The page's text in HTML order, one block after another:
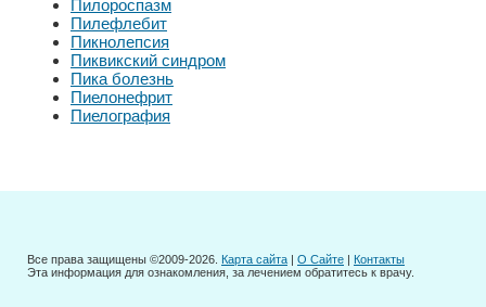
Пилороспазм
Пилефлебит
Пикнолепсия
Пиквикский синдром
Пика болезнь
Пиелонефрит
Пиелография
Все права защищены ©2009-2026. Карта сайта | О Сайте | Контакты
Эта информация для ознакомления, за лечением обратитесь к врачу.